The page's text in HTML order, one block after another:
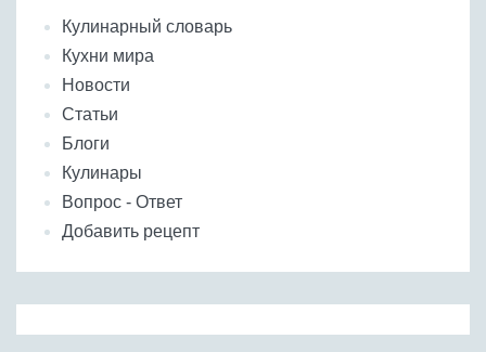
Кулинарный словарь
Кухни мира
Новости
Статьи
Блоги
Кулинары
Вопрос - Ответ
Добавить рецепт